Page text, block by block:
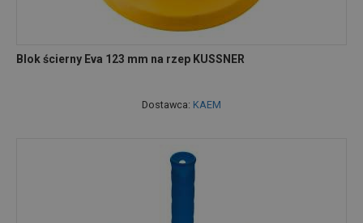
Blok ścierny Eva 123 mm na rzep KUSSNER
Dostawca: KAEM